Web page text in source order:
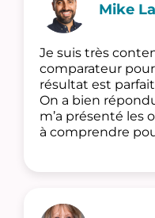
Mike
Je suis très
comparateur
résultat est
On a bien
m’a présenté les
à comprendre